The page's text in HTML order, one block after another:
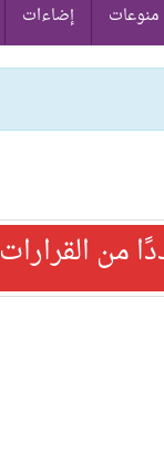
منوعات إضاءات
من القرارات